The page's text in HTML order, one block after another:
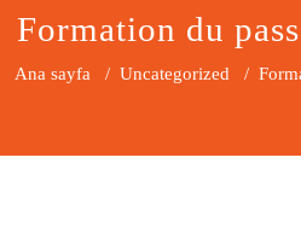
Formation du
Ana sayfa / Uncategorized /